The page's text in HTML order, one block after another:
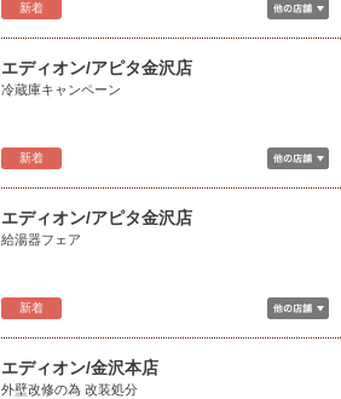
新着
新着
エディオン/アピタ金沢店
冷蔵庫キャンペーン
新着
エディオン/アピタ金沢店
給湯器フェア
エディオン/金沢本店
外壁改修の為 改装処分